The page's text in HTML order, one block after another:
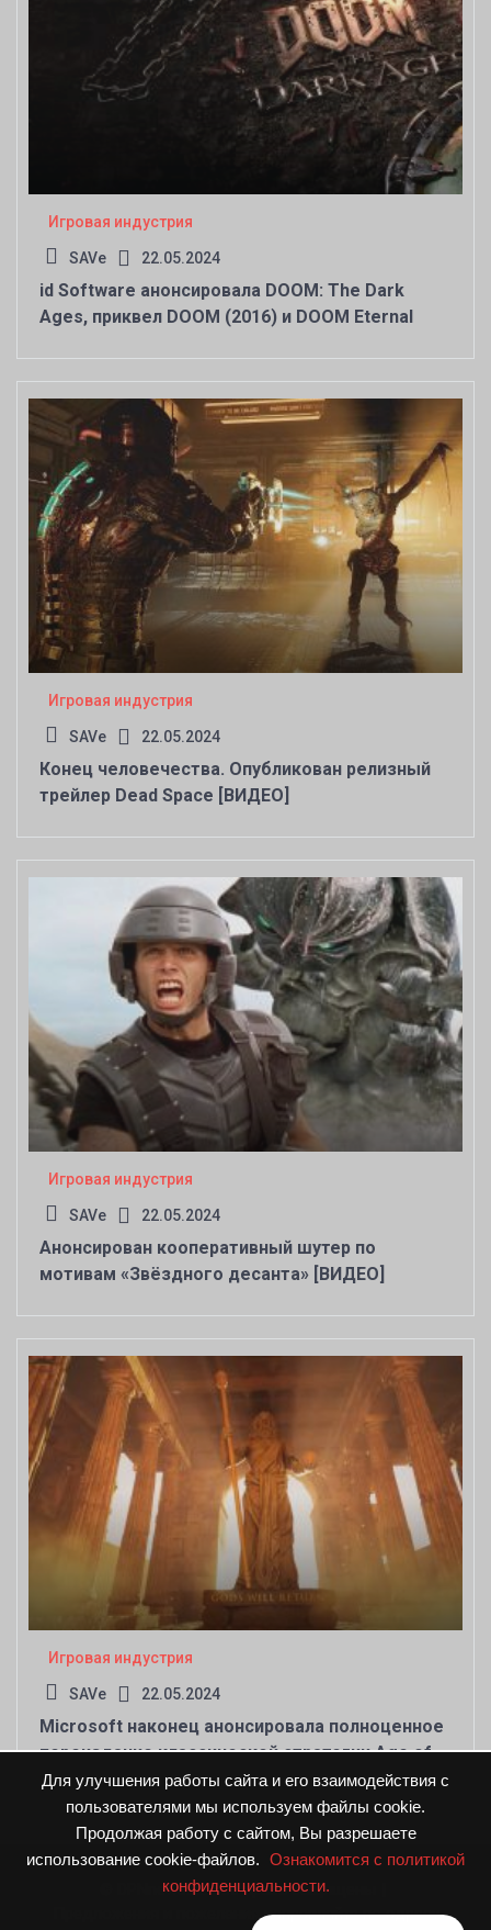
Для улучшения работы сайта и его взаимодействия с
пользователями мы используем файлы cookie.
Продолжая работу с сайтом, Вы разрешаете
использование cookie-файлов.
Ознакомится с политикой
конфиденциальности.
Игровая индустрия
SAVe 22.05.2024
id Software анонсировала DOOM: The Dark
Ages, приквел DOOM (2016) и DOOM Eternal
Игровая индустрия
SAVe 22.05.2024
Конец человечества. Опубликован релизный
трейлер Dead Space [ВИДЕО]
Игровая индустрия
SAVe 22.05.2024
Анонсирован кооперативный шутер по
мотивам «Звёздного десанта» [ВИДЕО]
Игровая индустрия
SAVe 22.05.2024
Microsoft наконец анонсировала полноценное
переиздание классической стратегии Age of
Mythology — фанаты в восторге
© DPNnews.ru. Все права защищены
Предложения и пожелания направляйте по адресу